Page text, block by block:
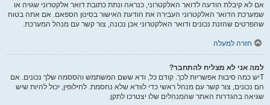
אם לא קיבלת הודעה לדואר האלקטרוני, כנראה ונתת כתובת דואר אלקטרוני שגויה או
שמערכת הדואר האלקטרוני העבירה את הודעת האישור בסינון הספאם. אם אתה בטוח
שהפרטים שהזנת נכונים ודואר האלקטרוני אכן נכונה, צור קשר עם מנהל המערכת.
חזרה למעלה
למה אני לא מצליח להתחבר?
Tיש כמה סיבות אפשריות לכך. קודם כל, ודא ששם המשתמש והססמה שלך נכונים. אם
הם נכונים, צור קשר עם מנהל ראשי כדי לוודא שלא נחסמת. לחילופין, יכול להיות שיש
שגיאה בהגדרות האתר שהמנהלים שלו יצטרכו לתקן.